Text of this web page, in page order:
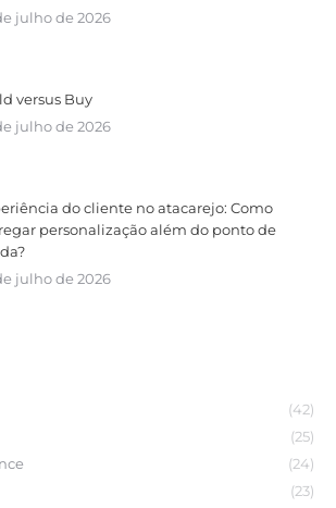
julho de 2026
versus Buy
julho de 2026
do cliente no atacarejo: Como
personalização além do ponto de
julho de 2026
(42)
(25)
(24)
(23)